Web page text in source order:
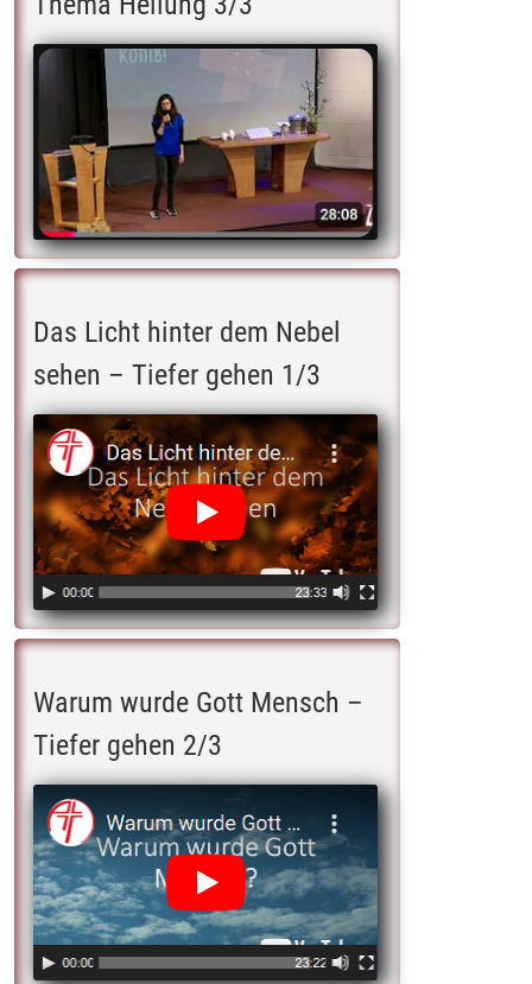
Das Licht hinter dem Nebel
sehen – Tiefer gehen 1/3
Warum wurde Gott Mensch –
Tiefer gehen 2/3